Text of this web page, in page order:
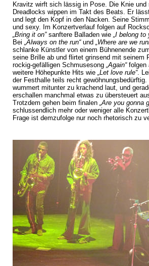
Kravitz wirft sich lässig in Pose. Die Knie und
Dreadlocks wippen im Takt des Beats. Er
und legt den Kopf in den Nacken. Seine
und sexy. Im Konzertverlauf folgen auf
„Bring it on”sanftere Balladen wie „I belong to
Bei „Always on the run“und „Where are we
schlanke Künstler von einem Bühnenende
seine Brille ab und flirtet grinsend mit seinem
rockig-gefälligen Schmusesong „Again“folgen
weitere Höhepunkte Hits wie „Let love rule“.
der Festhalle teils recht gewöhnungsbedürftig.
wummert mitunter zu krachend laut, und
erschallen manchmal etwas zu übersteuert
Trotzdem gehen beim finalen „Are you gonna
schlussendlich mehr oder weniger alle
Frage ist demzufolge nur noch rhetorisch zu